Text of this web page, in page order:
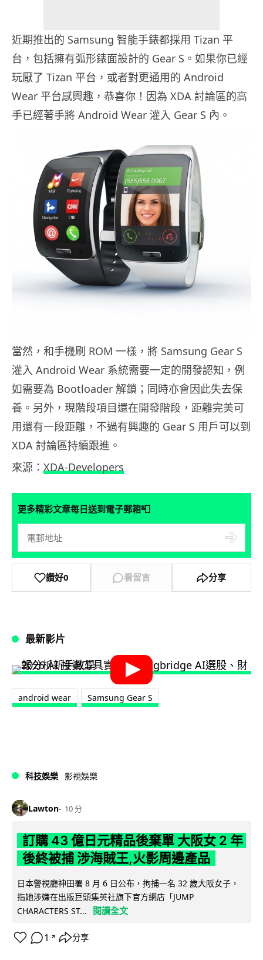
近期推出的 Samsung 智能手錶都採用 Tizan 平
台，包括擁有弧形錶面設計的 Gear S。如果你已經
玩厭了 Tizan 平台，或者對更通用的 Android
Wear 平台感興趣，恭喜你！因為 XDA 討論區的高
手已經著手將 Android Wear 灌入 Gear S 內。
當然，和手機刷 ROM 一樣，將 Samsung Gear S
灌入 Android Wear 系統需要一定的開發認知，例
如需要為 Bootloader 解鎖；同時亦會因此失去保
養。另外，現階段項目還在開發階段，距離完美可
用還有一段距離，不過有興趣的 Gear S 用戶可以到
XDA 討論區持續跟進。
來源： XDA-Developers
更多精彩文章每日送到電子郵箱📮
讚好0 看留言 分享
最新影片
android wear Samsung Gear S
科技娛樂 影視娛樂
Lawton 10 分
訂購 43 億日元精品後棄單 大阪女 2 年
後終被捕 涉海賊王,火影周邊產品
日本警視廳神田署 8 月 6 日公布，拘捕一名 32 歲大阪女子，
指她涉嫌在出版巨頭集英社旗下官方網店「JUMP
CHARACTERS ST...
閱讀全文
1 ↗ 分享